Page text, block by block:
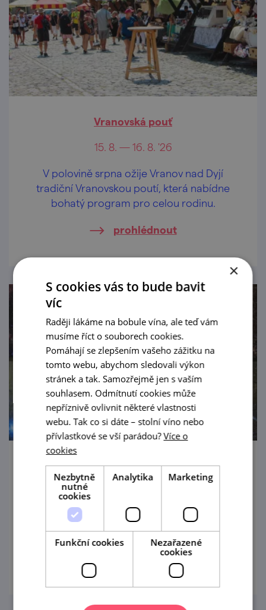
Vranovská pouť
15. 8. — 16. 8. '26
V polovině srpna ožije Vranov nad Dyjí
tradiční Vranovskou poutí, která nabídne
bohatý program pro celou rodinu.
prohlédnout
Výstava "Ruce tvoří historii" na
Vranovském zámku
2. 4. — 31. 10. '26
Výstava Ruce tvoří histor...
prohlédnout
×
S cookies vás to bude bavit
víc
Raději lákáme na bobule vína, ale teď vám
musíme říct o souborech cookies.
Pomáhají se zlepšením vašeho zážitku na
tomto webu, abychom sledovali výkon
stránek a tak. Samozřejmě jen s vaším
souhlasem. Odmítnutí cookies může
nepříznivě ovlivnit některé vlastnosti
webu. Tak co si dáte – stolní víno nebo
přívlastkové se vší parádou?Více o
cookies
Nezbytně
nutné
cookies
Analytika Marketing
Funkční cookies
Nezařazené
cookies